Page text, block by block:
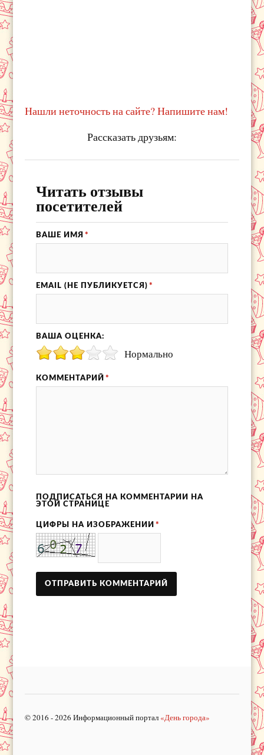
Нашли неточность на сайте? Напишите нам!
Рассказать друзьям:
Читать отзывы
посетителей
ВАШЕ ИМЯ *
EMAIL (НЕ ПУБЛИКУЕТСЯ) *
ВАША ОЦЕНКА:
Нормально
КОММЕНТАРИЙ *
ПОДПИСАТЬСЯ НА КОММЕНТАРИИ НА
ЭТОЙ СТРАНИЦЕ
ЦИФРЫ НА ИЗОБРАЖЕНИИ *
© 2016 - 2026 Информационный портал «День города»